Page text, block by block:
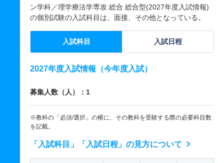
ン学科／理学療法学専攻 総合 総合型(2027年度入試情報)
の個別試験の入試科目は、面接、その他となっている。
入試科目 入試日程
2027年度入試情報（今年度入試）
募集人数（人）：1
※教科の「必須/選択」の横に、その教科を受験する際の必要科目数
を記載。
「入試科目」「入試日程」の見方について